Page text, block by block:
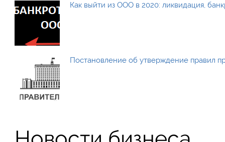
Как выйти из ООО в 2020: ликвидация,
Постановление об утверждение правил